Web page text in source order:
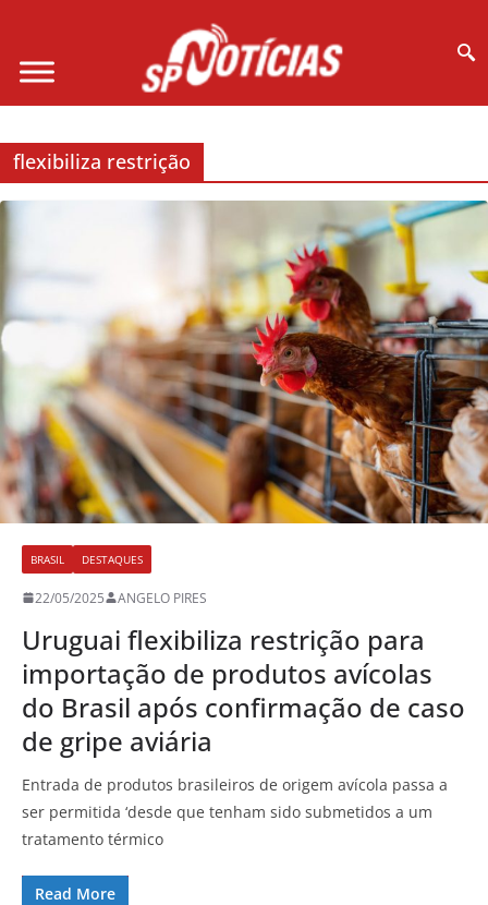
flexibiliza restrição
BRASIL DESTAQUES
22/05/2025 ANGELO PIRES
Uruguai flexibiliza restrição para
importação de produtos avícolas
do Brasil após confirmação de caso
de gripe aviária
Entrada de produtos brasileiros de origem avícola passa a
ser permitida ‘desde que tenham sido submetidos a um
tratamento térmico
Read More